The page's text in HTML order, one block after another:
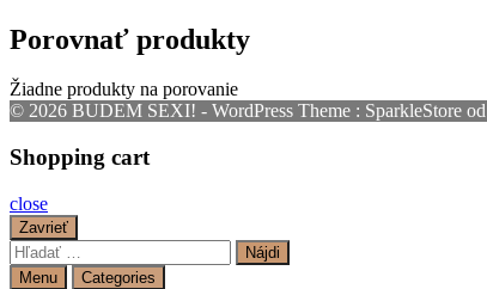
Porovnať produkty
Žiadne produkty na porovanie
© 2026 BUDEM SEXI! - WordPress Theme : SparkleStore od
Shopping cart
close
Zavrieť
Hľadať:
Menu Categories